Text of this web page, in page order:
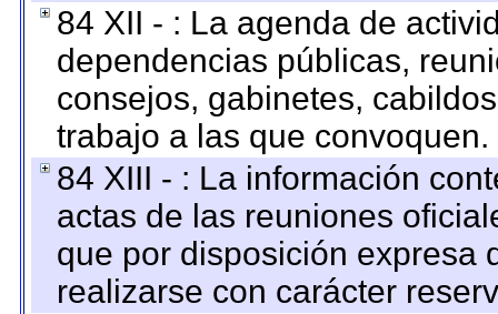
84 XII - : La agenda de
dependencias públicas,
consejos, gabinetes,
trabajo a las que convoquen.
84 XIII - : La información
actas de las reuniones
que por disposición expresa
realizarse con carácter